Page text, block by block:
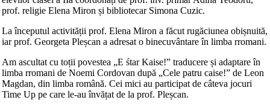
prof. religie Elena Miron și bibliotecar Simona Cuzic.
La începutul activității prof. Elena Miron a făcut rugăciunea obișnuită,
iar prof. Georgeta Pleșcan a adresat o binecuvântare în limba rromani.
Am ascultat cu toții povestea „E śtar Kaise!” traducere și adaptare în
limba rromani de Noemi Cordovan după „Cele patru caise!” de Leon
Magdan, din limba română. Cei mici au participat de câteva jocuri
Time Up pe care le-au învățat de la prof. Pleșcan.